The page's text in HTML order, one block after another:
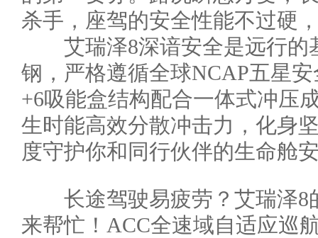
杀手，座驾的安全性能不过硬
艾瑞泽8深谙安全是远行的
钢，严格遵循全球NCAP五星
+6吸能盒结构配合一体式冲压
生时能高效分散冲击力，化身
度守护你和同行伙伴的生命舱
长途驾驶易疲劳？艾瑞泽8
来帮忙！ACC全速域自适应巡